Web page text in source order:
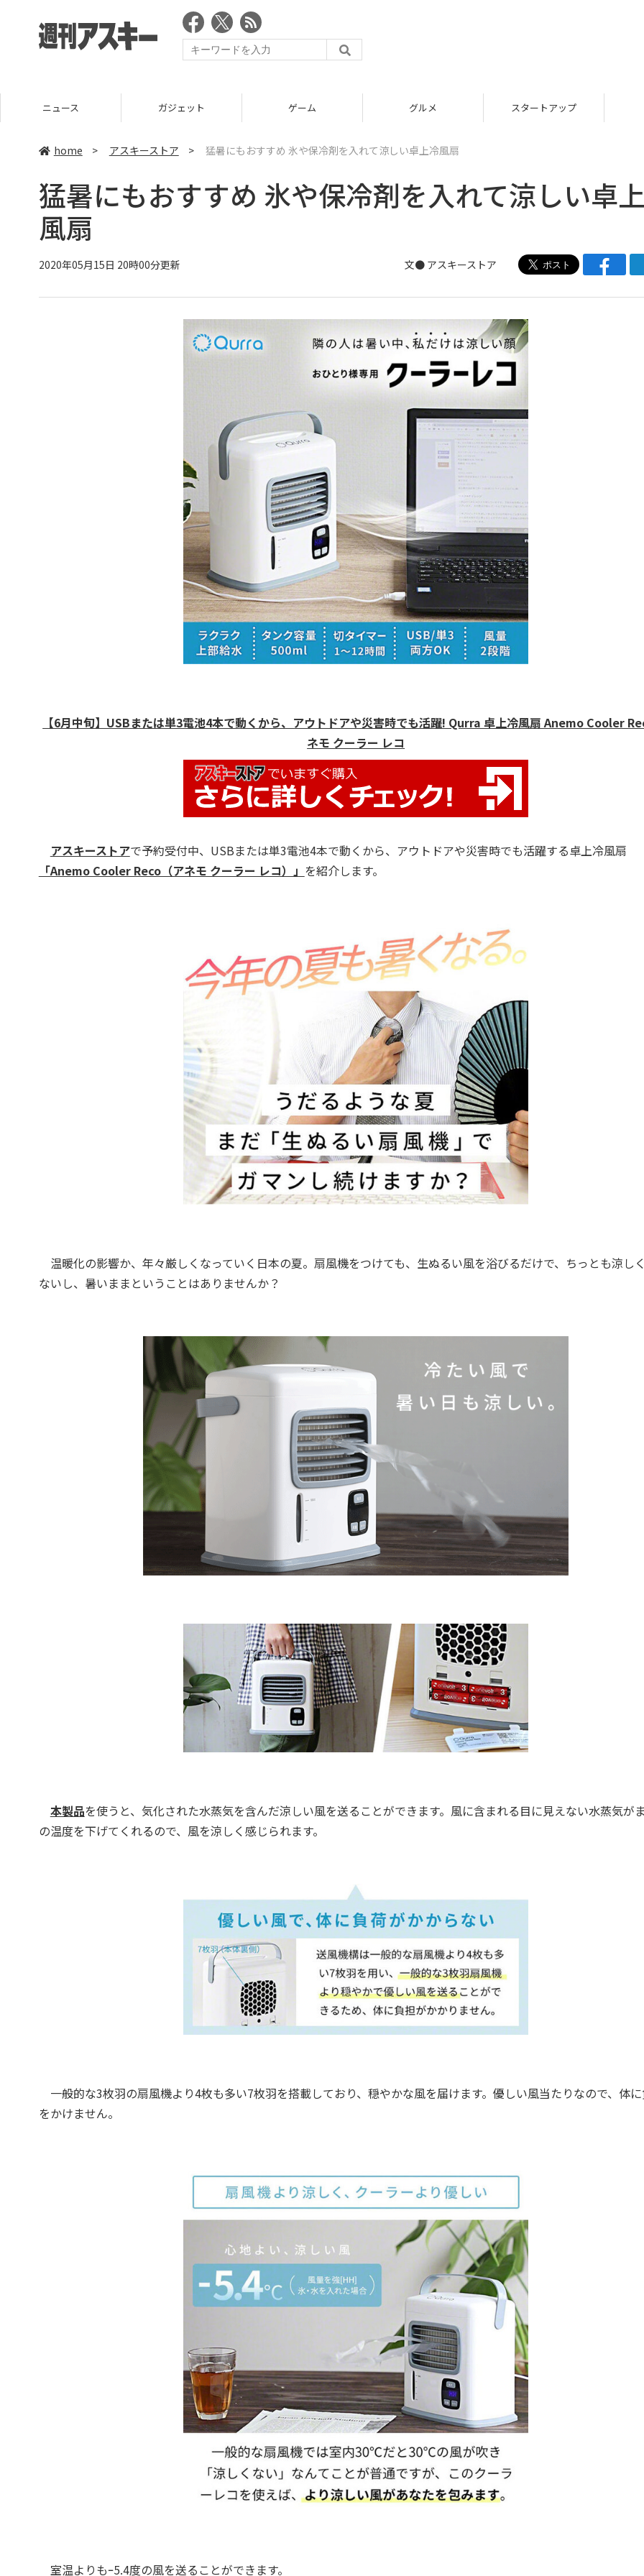
ニュース ガジェット ゲーム グルメ スタートアップ
home > アスキーストア > 猛暑にもおすすめ 氷や保冷剤を入れて涼しい卓上冷風扇
猛暑にもおすすめ 氷や保冷剤を入れて涼しい卓
風扇
2020年05月15日 20時00分更新 文● アスキーストア
【6月中旬】USBまたは単3電池4本で動くから、アウトドアや災害時でも活躍! Qurra 卓上冷風扇 Anemo Cooler
ネモ クーラー レコ
アスキーストアで予約受付中、USBまたは単3電池4本で動くから、アウトドアや災害時でも活躍する卓上冷風扇
「Anemo Cooler Reco（アネモ クーラー レコ）」 を紹介します。
温暖化の影響か、年々厳しくなっていく日本の夏。扇風機をつけても、生ぬるい風を浴びるだけで、ちっとも涼し
ないし、暑いままということはありませんか？
本製品を使うと、気化された水蒸気を含んだ涼しい風を送ることができます。風に含まれる目に見えない水蒸気が
の温度を下げてくれるので、風を涼しく感じられます。
一般的な3枚羽の扇風機より4枚も多い7枚羽を搭載しており、穏やかな風を届けます。優しい風当たりなので、体
をかけません。
室温よりもｰ5.4度の風を送ることができます。